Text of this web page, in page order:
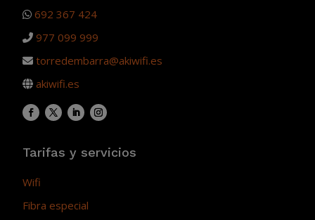
692 367 424
977 099 999
torredembarra@akiwifi.es
akiwifi.es
Tarifas y servicios
Wifi
Fibra especial